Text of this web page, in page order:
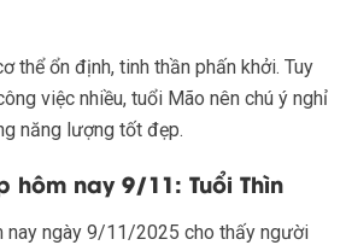
thể ổn định, tinh thần phấn khởi. Tuy
việc nhiều, tuổi Mão nên chú ý nghỉ
năng lượng tốt đẹp.
hôm nay 9/11: Tuổi Thìn
nay ngày 9/11/2025 cho thấy người